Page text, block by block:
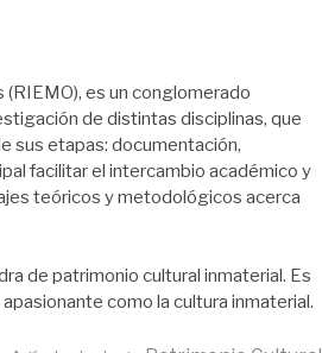
es un conglomerado
de distintas disciplinas, que
sus etapas: documentación,
facilitar el intercambio académico y
teóricos y metodológicos acerca
de patrimonio cultural inmaterial. Es
como la cultura inmaterial.